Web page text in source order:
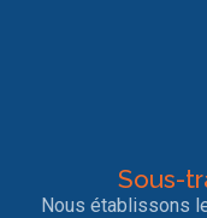
Sous-
Nous établissons